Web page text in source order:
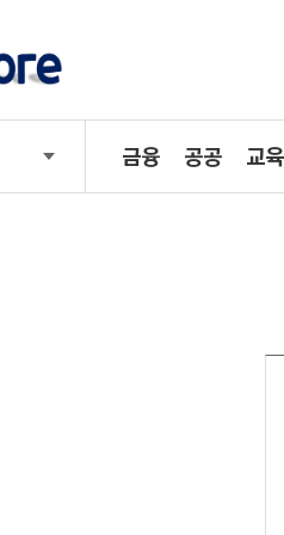
금융 공공 교육